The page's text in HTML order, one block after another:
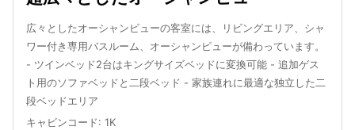
広々としたオーシャンビューの客室には、リビングエリア、シャ
ワー付き専用バスルーム、オーシャンビューが備わっています。
- ツインベッド2台はキングサイズベッドに変換可能 - 追加ゲス
ト用のソファベッドと二段ベッド - 家族連れに最適な独立した二
段ベッドエリア
キャビンコード: 1K